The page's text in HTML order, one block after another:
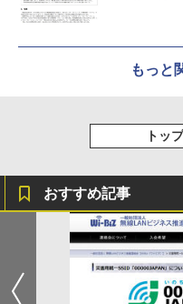
もっと
トッ
おすすめ記事